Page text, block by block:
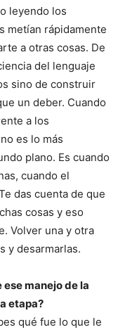
leyendo los
metían rápidamente
a otras cosas. De
del lenguaje
sino de construir
un deber. Cuando
a los
es lo más
plano. Es cuando
cuando el
das cuenta de que
cosas y eso
Volver una y otra
y desarmarlas.
ese manejo de la
etapa?
qué fue lo que le